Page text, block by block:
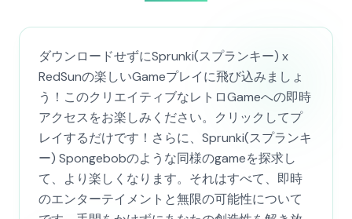
ダウンロードせずにSprunki(スプランキー) x
RedSunの楽しいGameプレイに飛び込みましょ
う！このクリエイティブなレトロGameへの即時
アクセスをお楽しみください。クリックしてプ
レイするだけです！さらに、Sprunki(スプランキ
ー) Spongebobのような同様のgameを探求し
て、より楽しくなります。それはすべて、即時
のエンターテイメントと無限の可能性について